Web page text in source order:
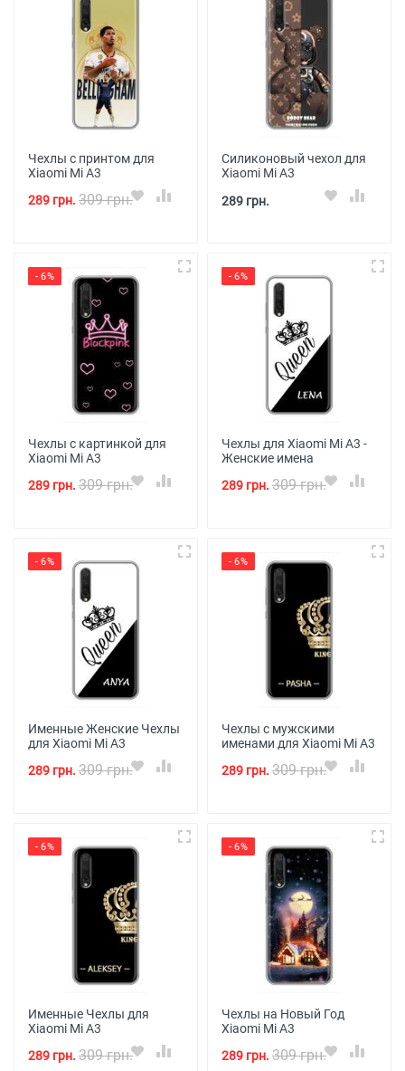
Чехлы с принтом для
Xiaomi Mi A3
289 грн. 309 грн.
Силиконовый чехол для
Xiaomi Mi A3
289 грн.
- 6%
Чехлы с картинкой для
Xiaomi Mi A3
289 грн. 309 грн.
- 6%
Чехлы для Xiaomi Mi A3 -
Женские имена
289 грн. 309 грн.
- 6%
Именные Женские Чехлы
для Xiaomi Mi A3
289 грн. 309 грн.
- 6%
Чехлы с мужскими
именами для Xiaomi Mi A3
289 грн. 309 грн.
- 6%
Именные Чехлы для
Xiaomi Mi A3
289 грн. 309 грн.
- 6%
Чехлы на Новый Год
Xiaomi Mi A3
289 грн. 309 грн.